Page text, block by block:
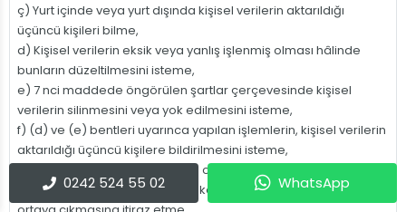
0242 524 55 02 WhatsApp
ç) Yurt içinde veya yurt dışında kişisel verilerin aktarıldığı
üçüncü kişileri bilme,
d) Kişisel verilerin eksik veya yanlış işlenmiş olması hâlinde
bunların düzeltilmesini isteme,
e) 7 nci maddede öngörülen şartlar çerçevesinde kişisel
verilerin silinmesini veya yok edilmesini isteme,
f) (d) ve (e) bentleri uyarınca yapılan işlemlerin, kişisel verilerin
aktarıldığı üçüncü kişilere bildirilmesini isteme,
g) İşlenen verilerin münhasıran otomatik sistemler vasıtasıyla
analiz edilmesi suretiyle kişinin kendisi aleyhine bir sonucun